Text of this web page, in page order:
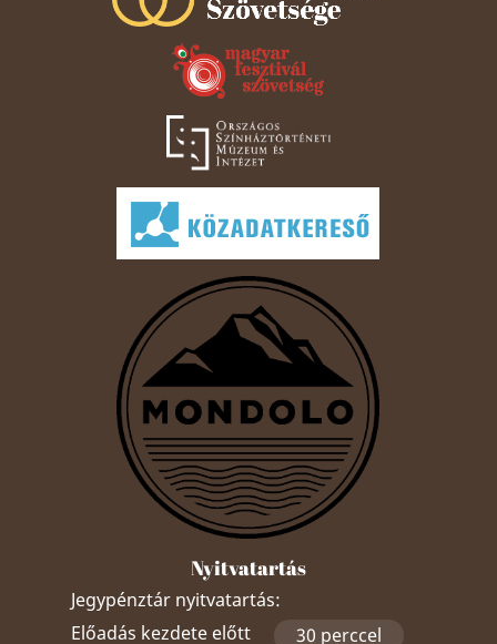
Nyitvatartás
Jegypénztár nyitvatartás:
Előadás kezdete előtt
30 perccel